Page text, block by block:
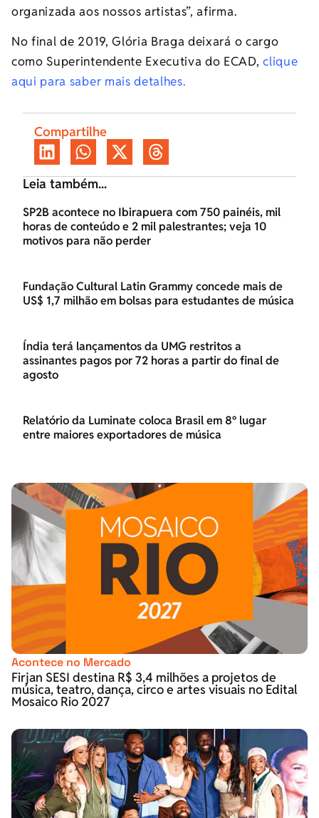
organizada aos nossos artistas”, afirma.
No final de 2019, Glória Braga deixará o cargo
como Superintendente Executiva do ECAD,clique
aqui para saber mais detalhes.
Compartilhe
Leia também...
SP2B acontece no Ibirapuera com 750 painéis, mil
horas de conteúdo e 2 mil palestrantes; veja 10
motivos para não perder
Fundação Cultural Latin Grammy concede mais de
US$ 1,7 milhão em bolsas para estudantes de música
Índia terá lançamentos da UMG restritos a
assinantes pagos por 72 horas a partir do final de
agosto
Relatório da Luminate coloca Brasil em 8º lugar
entre maiores exportadores de música
Acontece no Mercado
Firjan SESI destina R$ 3,4 milhões a projetos de
música, teatro, dança, circo e artes visuais no Edital
Mosaico Rio 2027